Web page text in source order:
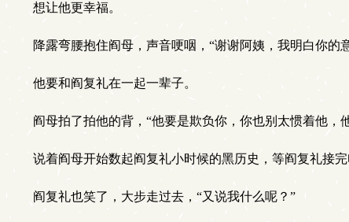
想让他更幸福。
降露弯腰抱住阎母，声音哽咽，“谢谢阿姨，我明白你
他要和阎复礼在一起一辈子。
阎母拍了拍他的背，“他要是欺负你，你也别太惯着他，
说着阎母开始数起阎复礼小时候的黑历史，等阎复礼接
阎复礼也笑了，大步走过去，“又说我什么呢？”